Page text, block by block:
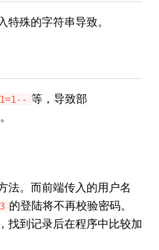
特殊的字符串导致。
等，导致部
法。而前端传入的用户名
的登陆将不再校验密码。
找到记录后在程序中比较加